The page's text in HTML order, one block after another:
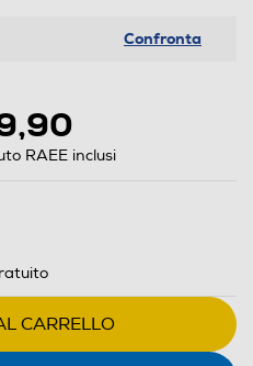
Confronta
RAEE inclusi
CARRELLO